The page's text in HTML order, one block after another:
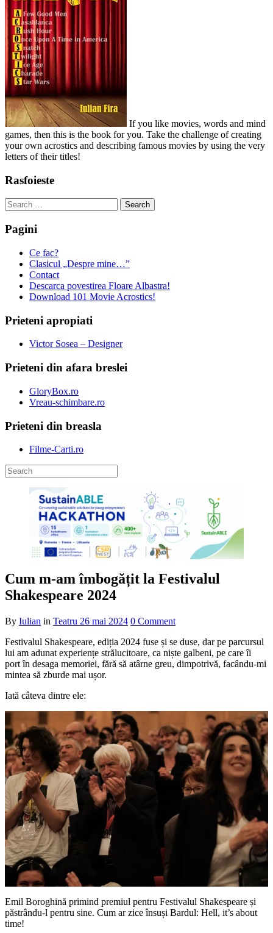
If you like movies, words and mind
games, then this is the book for you. Take the challenge of creating
your own acrostics and describing famous movies by using the very
letters of their titles!
Rasfoieste
Search
for:
Pagini
Ce fac?
Clasicul „Despre mine…”
Contact
Descarca povestirea Floare Albastra!
Download 101 Movie Acrostics!
Prieteni apropiati
Victor Sosea – Designer
Prieteni din afara breslei
GloryBox.ro
Vreau-schimbare.ro
Prieteni din breasla
Filme-Carti.ro
Cum m-am îmbogățit la Festivalul
Shakespeare 2024
By Iulian in Teatru 26 mai 2024 0 Comment
Festivalul Shakespeare, ediția 2024 fuse și se duse, dar pe parcursul
lui am adunat experiențe strălucitoare, ca niște galbeni, pe care îi
port în desaga memoriei, fără să atârne greu, dimpotrivă, facându-mi
mintea să zburde mai ușor.
Iată câteva dintre ele:
Emil Boroghină primind premiul pentru Festivalul Shakespeare și
păstrându-l pentru sine. Cum ar zice însuși Bardul: Hell, it’s about
time!